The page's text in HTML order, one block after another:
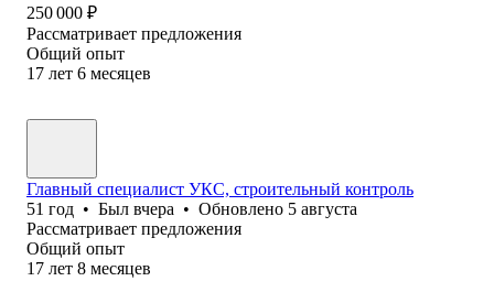
250 000 ₽
Рассматривает предложения
Общий опыт
17 лет 6 месяцев
Главный специалист УКС, строительный контроль
51 год • Был вчера • Обновлено 5 августа
Рассматривает предложения
Общий опыт
17 лет 8 месяцев